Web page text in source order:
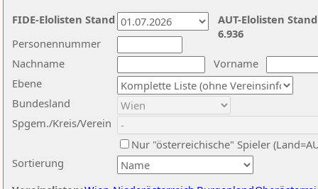
Nachname
Vorname
Ebene
Sortierung
Personennummer
Bundesland
Spgem./Kreis/Verein
Nur "österreichische" Spieler
AUT-Elolisten
6.936
FIDE-Elolisten Stand